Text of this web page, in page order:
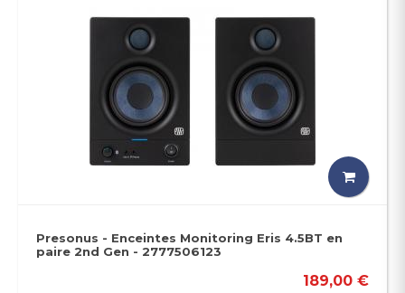
Presonus - Enceintes Monitoring Eris 4.5BT en
paire 2nd Gen - 2777506123
189,00 €